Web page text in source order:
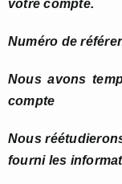
votre compte.
Numéro de
Nous avons
compte
Nous
fourni les